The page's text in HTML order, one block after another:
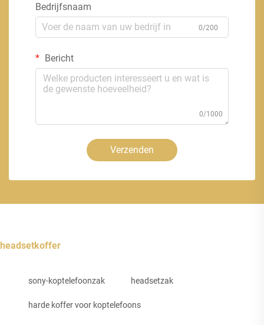
Bedrijfsnaam
0/200
Bericht
0/1000
Verzenden
headsetkoffer
sony-koptelefoonzak headsetzak
harde koffer voor koptelefoons